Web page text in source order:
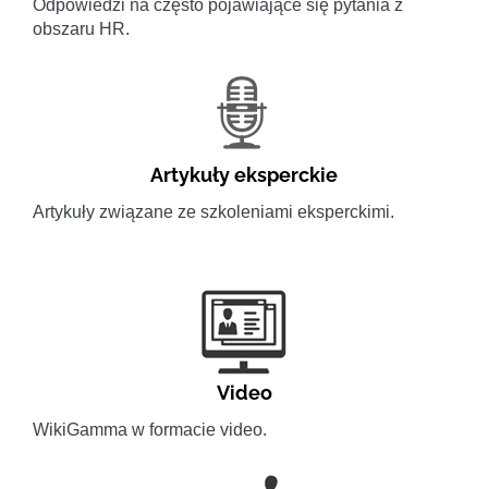
Odpowiedzi na często pojawiające się pytania z
obszaru HR.
Artykuły eksperckie
Artykuły związane ze szkoleniami eksperckimi.
Video
WikiGamma w formacie video.